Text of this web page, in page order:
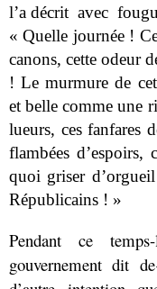
l’a décrit avec
« Quelle journée !
canons, cette odeur
! Le murmure de
et belle comme une
lueurs, ces fanfares
flambées
quoi griser
Républicains ! »
Pendant ce
gouvernement dit